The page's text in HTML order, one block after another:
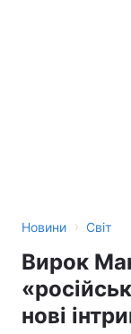
Новини › Світ
Вирок
нові